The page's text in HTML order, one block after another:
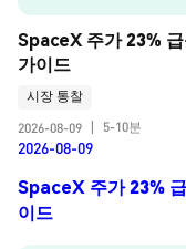
SpaceX 주가 23%
가이드
시장 통찰
2026-08-09
5-10분
2026-08-09
SpaceX 주가 23%
이드